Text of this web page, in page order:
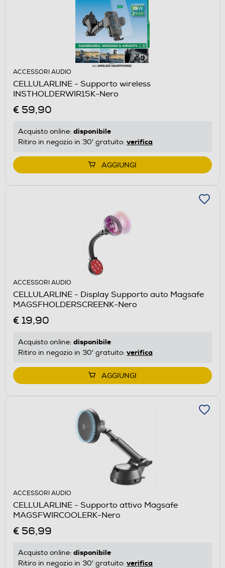
ACCESSORI AUDIO
CELLULARLINE - Supporto wireless
INSTHOLDERWIR15K-Nero
€ 59,90
Acquisto online: disponibile
Ritiro in negozio in 30' gratuito: verifica
AGGIUNGI
ACCESSORI AUDIO
CELLULARLINE - Display Supporto auto Magsafe
MAGSFHOLDERSCREENK-Nero
€ 19,90
Acquisto online: disponibile
Ritiro in negozio in 30' gratuito: verifica
AGGIUNGI
ACCESSORI AUDIO
CELLULARLINE - Supporto attivo Magsafe
MAGSFWIRCOOLERK-Nero
€ 56,99
Acquisto online: disponibile
Ritiro in negozio in 30' gratuito: verifica